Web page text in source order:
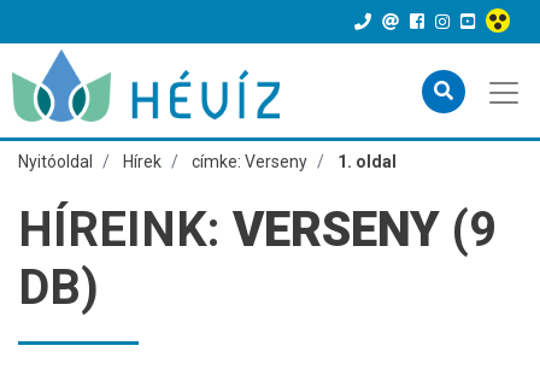
Nyitóoldal Hírek címke: Verseny 1. oldal
HÍREINK: VERSENY (9
DB)